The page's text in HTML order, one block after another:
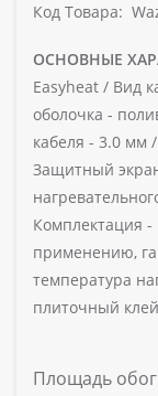
Код Товара:
ОСНОВНЫЕ
Easyheat / Вид
оболочка -
кабеля - 3.0 мм /
Защитный
Комплектация -
применению,
температура
плиточный
Площадь